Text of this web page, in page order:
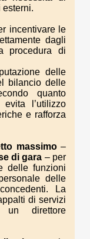
esterni.
incentivare le
dagli
procedura di
delle
bilancio delle
quanto
l’utilizzo
e rafforza
massimo–
di gara – per
delle funzioni
delle
La
di servizi
direttore